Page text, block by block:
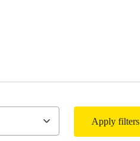
Apply filters